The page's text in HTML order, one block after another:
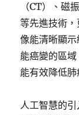
（CT）、磁
等先進技術
像能清晰顯
能癌變的區
能有效降低肺
人工智慧的